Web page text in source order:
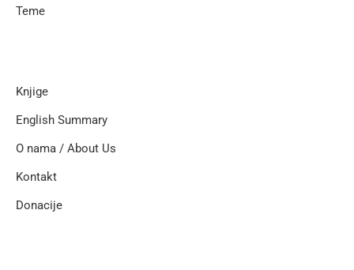
Teme
Knjige
English Summary
O nama / About Us
Kontakt
Donacije